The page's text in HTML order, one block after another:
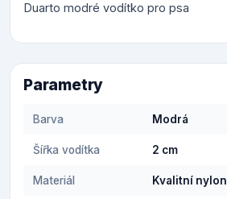
Duarto modré vodítko pro psa
Parametry
Barva Modrá
Šířka vodítka 2 cm
Materiál Kvalitní nylon